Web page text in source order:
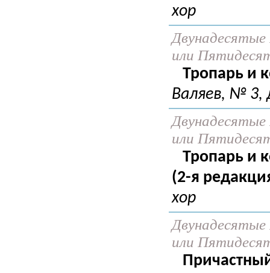
хор
или
Тропарь и
Валяев, № 3,
или
Тропарь и
(2-я
хор
или